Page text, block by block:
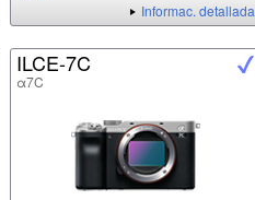
Informac. detallada
ILCE-7C
α7C